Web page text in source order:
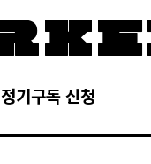
정기구독 신청